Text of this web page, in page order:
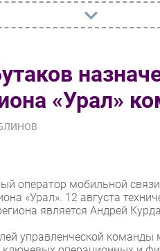
связь
Маркетинг
Торговые
Outsourcing
Кадры
«Урал»
оператор мобильной
«Урал». 12 августа
является Андрей
управленческой